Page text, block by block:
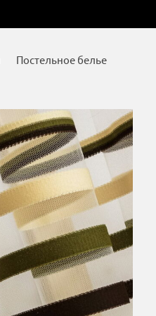
Постельное белье